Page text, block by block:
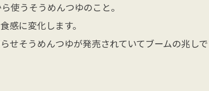
使うそうめんつゆのこと。
感に変化します。
せそうめんつゆが発売されていてブームの兆し